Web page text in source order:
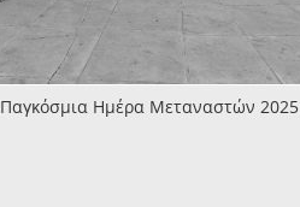
Παγκόσμια Ημέρα Μεταναστών 2025